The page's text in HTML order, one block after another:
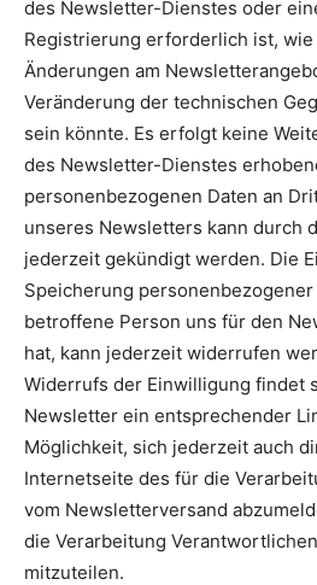
des Newsletter-Dienstes oder
Registrierung erforderlich ist, wie
Änderungen am
Veränderung der technischen
sein könnte. Es erfolgt keine
des Newsletter-Dienstes
personenbezogenen Daten an
unseres Newsletters kann durch
jederzeit gekündigt werden. Die
Speicherung
betroffene Person uns für den
hat, kann jederzeit widerrufen
Widerrufs der Einwilligung findet
Newsletter ein entsprechender
Möglichkeit, sich jederzeit auch
Internetseite des für die
vom Newsletterversand
die Verarbeitung
mitzuteilen.